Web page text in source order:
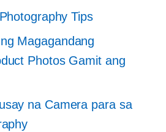
Tips
Magagandang
Photos Gamit ang
na Camera para sa